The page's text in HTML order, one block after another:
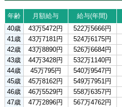
年齢 月額給与 給与(年間)
40歳
43万5472円 522万5666円
41歳
43万7181円 524万6175円
42歳
43万8890円 526万6684円
43歳
44万3428円 532万1140円
44歳
45万795円 540万9547円
45歳
45万8162円 549万7951円
46歳
46万5529円 558万6357円
47歳
47万2896円 567万4762円